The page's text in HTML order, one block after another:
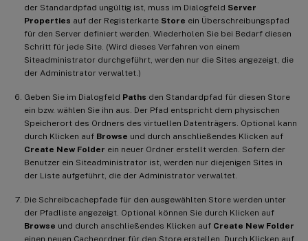
der Standardpfad ungültig ist, muss im Dialogfeld Server
Properties auf der Registerkarte Store ein Überschreibungspfad
für den Server definiert werden. Wiederholen Sie bei Bedarf diesen
Schritt für jede Site. (Wird dieses Verfahren von einem
Siteadministrator durchgeführt, werden nur die Sites angezeigt, die
der Administrator verwaltet.)
Geben Sie im Dialogfeld Paths den Standardpfad für diesen Store
ein bzw. wählen Sie ihn aus. Der Pfad entspricht dem physischen
Speicherort des Ordners des virtuellen Datenträgers. Optional kann
durch Klicken auf Browse und durch anschließendes Klicken auf
Create New Folder ein neuer Ordner erstellt werden. Sofern der
Benutzer ein Siteadministrator ist, werden nur diejenigen Sites in
der Liste aufgeführt, die der Administrator verwaltet.
Die Schreibcachepfade für den ausgewählten Store werden unter
der Pfadliste angezeigt. Optional können Sie durch Klicken auf
Browse und durch anschließendes Klicken auf Create New Folder
einen neuen Cacheordner für den Store erstellen. Durch Klicken auf